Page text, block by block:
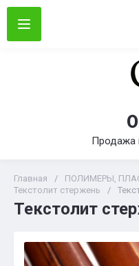
Продажа
Главная / ПОЛИМЕРЫ,
Текстолит стержень
/
Текстолит